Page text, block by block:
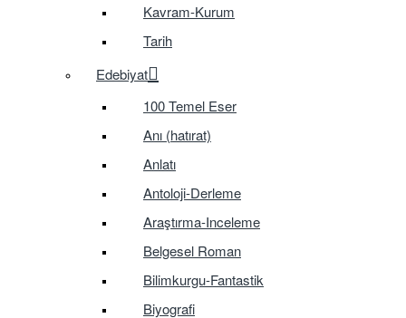
Kavram-Kurum
Tarih
Edebiyat
100 Temel Eser
Anı (hatırat)
Anlatı
Antoloji-Derleme
Araştırma-Inceleme
Belgesel Roman
Bilimkurgu-Fantastik
Biyografi